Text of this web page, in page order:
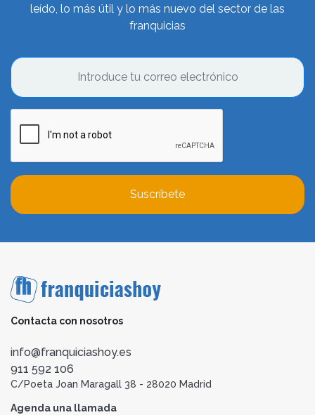
leído, lo más útil y lo más nuevo del sector de las
franquicias
Suscríbete
Contacta con nosotros
info@franquiciashoy.es
911 592 106
C/Poeta Joan Maragall 38 - 28020 Madrid
Agenda una llamada